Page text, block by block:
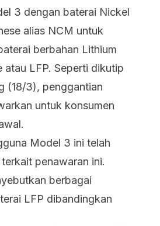
3 dengan baterai Nickel
alias NCM untuk
berbahan Lithium
atau LFP. Seperti dikutip
(18/3), penggantian
untuk konsumen
Model 3 ini telah
penawaran ini.
berbagai
LFP dibandingkan